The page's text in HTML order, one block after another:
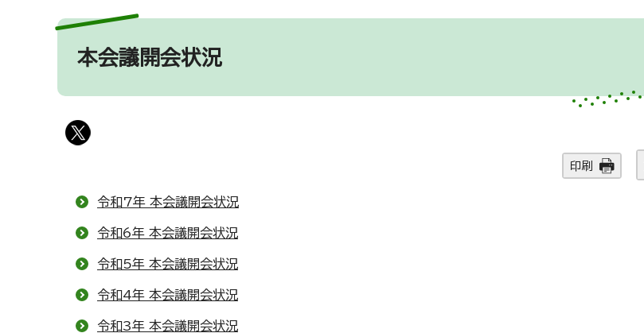
本会議開会状況
印刷
令和7年 本会議開会状況
令和6年 本会議開会状況
令和5年 本会議開会状況
令和4年 本会議開会状況
令和3年 本会議開会状況